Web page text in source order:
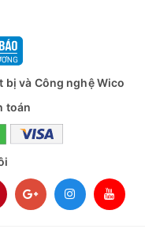
10% đến 100% (bước
600W
600W
500*300*200 mm
bị và Công nghệ Wico
toán